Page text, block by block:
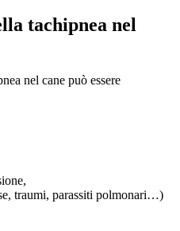
tachipnea nel
nel cane può essere
traumi, parassiti polmonari…)